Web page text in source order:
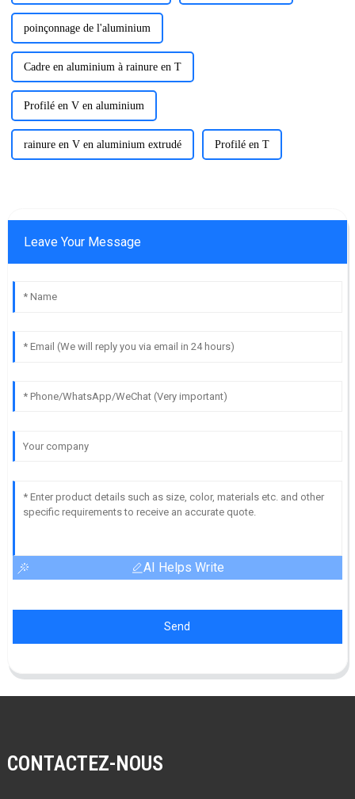
poinçonnage de l'aluminium
Cadre en aluminium à rainure en T
Profilé en V en aluminium
rainure en V en aluminium extrudé Profilé en T
Leave Your Message
AI Helps Write
Send
CONTACTEZ-NOUS